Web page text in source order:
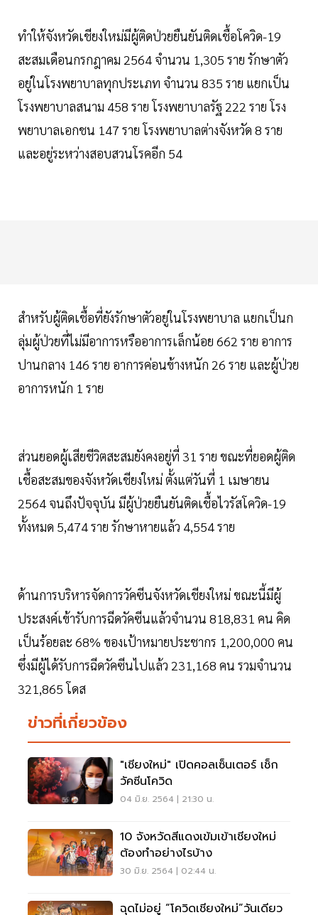
ทำให้จังหวัดเชียงใหม่มีผู้ติดป่วยยืนยันติดเชื้อโควิด-19
สะสมเดือนกรกฎาคม 2564 จำนวน 1,305 ราย รักษาตัว
อยู่ในโรงพยาบาลทุกประเภท จำนวน 835 ราย แยกเป็น
โรงพยาบาลสนาม 458 ราย โรงพยาบาลรัฐ 222 ราย โรง
พยาบาลเอกชน 147 ราย โรงพยาบาลต่างจังหวัด 8 ราย
และอยู่ระหว่างสอบสวนโรคอีก 54
สำหรับผู้ติดเชื้อที่ยังรักษาตัวอยู่ในโรงพยาบาล แยกเป็นก
ลุ่มผู้ป่วยที่ไม่มีอาการหรืออาการเล็กน้อย 662 ราย อาการ
ปานกลาง 146 ราย อาการค่อนข้างหนัก 26 ราย และผู้ป่วย
อาการหนัก 1 ราย
ส่วนยอดผู้เสียชีวิตสะสมยังคงอยู่ที่ 31 ราย ขณะที่ยอดผู้ติด
เชื้อสะสมของจังหวัดเชียงใหม่ ตั้งแต่วันที่ 1 เมษายน
2564 จนถึงปัจจุบัน มีผู้ป่วยยืนยันติดเชื้อไวรัสโควิด-19
ทั้งหมด 5,474 ราย รักษาหายแล้ว 4,554 ราย
ด้านการบริหารจัดการวัคซีนจังหวัดเชียงใหม่ ขณะนี้มีผู้
ประสงค์เข้ารับการฉีดวัคซีนแล้วจำนวน 818,831 คน คิด
เป็นร้อยละ 68% ของเป้าหมายประชากร 1,200,000 คน
ซึ่งมีผู้ได้รับการฉีดวัคซีนไปแล้ว 231,168 คน รวมจำนวน
321,865 โดส
ข่าวที่เกี่ยวข้อง
"เชียงใหม่" เปิดคอลเซ็นเตอร์ เช็ก
วัคซีนโควิด
04 มิ.ย. 2564 | 21:30 น.
10 จังหวัดสีแดงเข้มเข้าเชียงใหม่
ต้องทำอย่างไรบ้าง
30 มิ.ย. 2564 | 02:44 น.
ฉุดไม่อยู่ “โควิดเชียงใหม่”วันเดียว